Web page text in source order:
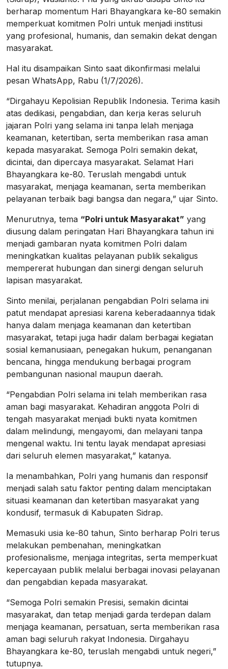
berharap momentum Hari Bhayangkara ke-80 semakin
memperkuat komitmen Polri untuk menjadi institusi
yang profesional, humanis, dan semakin dekat dengan
masyarakat.
Hal itu disampaikan Sinto saat dikonfirmasi melalui
pesan WhatsApp, Rabu (1/7/2026).
“Dirgahayu Kepolisian Republik Indonesia. Terima kasih
atas dedikasi, pengabdian, dan kerja keras seluruh
jajaran Polri yang selama ini tanpa lelah menjaga
keamanan, ketertiban, serta memberikan rasa aman
kepada masyarakat. Semoga Polri semakin dekat,
dicintai, dan dipercaya masyarakat. Selamat Hari
Bhayangkara ke-80. Teruslah mengabdi untuk
masyarakat, menjaga keamanan, serta memberikan
pelayanan terbaik bagi bangsa dan negara,” ujar Sinto.
Menurutnya, tema “Polri untuk Masyarakat” yang
diusung dalam peringatan Hari Bhayangkara tahun ini
menjadi gambaran nyata komitmen Polri dalam
meningkatkan kualitas pelayanan publik sekaligus
mempererat hubungan dan sinergi dengan seluruh
lapisan masyarakat.
Sinto menilai, perjalanan pengabdian Polri selama ini
patut mendapat apresiasi karena keberadaannya tidak
hanya dalam menjaga keamanan dan ketertiban
masyarakat, tetapi juga hadir dalam berbagai kegiatan
sosial kemanusiaan, penegakan hukum, penanganan
bencana, hingga mendukung berbagai program
pembangunan nasional maupun daerah.
“Pengabdian Polri selama ini telah memberikan rasa
aman bagi masyarakat. Kehadiran anggota Polri di
tengah masyarakat menjadi bukti nyata komitmen
dalam melindungi, mengayomi, dan melayani tanpa
mengenal waktu. Ini tentu layak mendapat apresiasi
dari seluruh elemen masyarakat,” katanya.
Ia menambahkan, Polri yang humanis dan responsif
menjadi salah satu faktor penting dalam menciptakan
situasi keamanan dan ketertiban masyarakat yang
kondusif, termasuk di Kabupaten Sidrap.
Memasuki usia ke-80 tahun, Sinto berharap Polri terus
melakukan pembenahan, meningkatkan
profesionalisme, menjaga integritas, serta memperkuat
kepercayaan publik melalui berbagai inovasi pelayanan
dan pengabdian kepada masyarakat.
“Semoga Polri semakin Presisi, semakin dicintai
masyarakat, dan tetap menjadi garda terdepan dalam
menjaga keamanan, persatuan, serta memberikan rasa
aman bagi seluruh rakyat Indonesia. Dirgahayu
Bhayangkara ke-80, teruslah mengabdi untuk negeri,”
tutupnya.